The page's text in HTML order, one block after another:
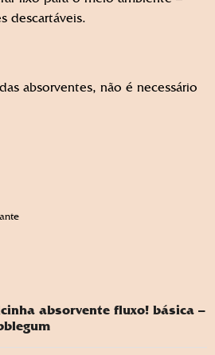
descartáveis.
absorventes, não é necessário
absorvente fluxo! básica –